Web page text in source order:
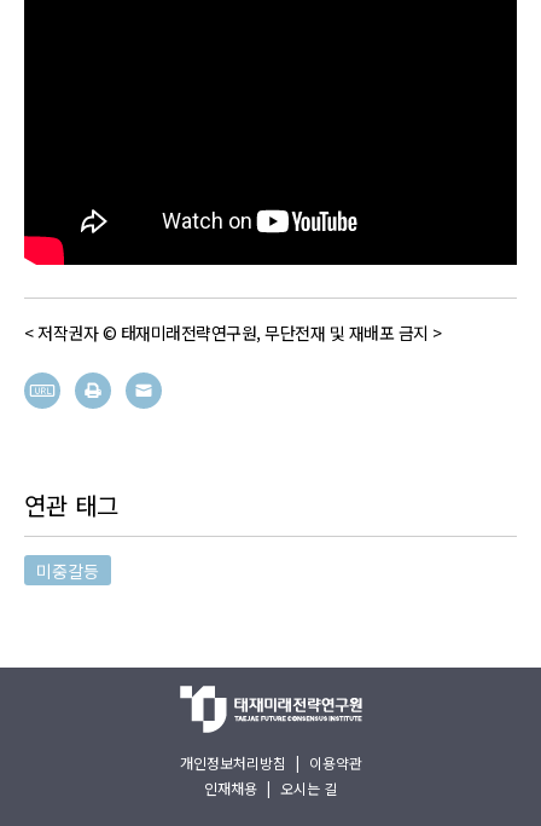
< 저작권자 © 태재미래전략연구원, 무단전재 및 재배포 금지 >
연관 태그
미중갈등
개인정보처리방침 | 이용약관
인재채용 | 오시는 길